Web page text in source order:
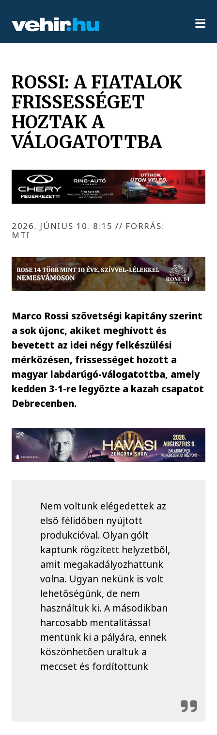
ROSSI: A FIATALOK
FRISSESSÉGET
HOZTAK A
VÁLOGATOTTBA
2026. JÚNIUS 10. 8:15// FORRÁS:
MTI
Marco Rossi szövetségi kapitány szerint
a sok újonc, akiket meghívott és
bevetett az idei négy felkészülési
mérkőzésen, frissességet hozott a
magyar labdarúgó-válogatottba, amely
kedden 3-1-re legyőzte a kazah csapatot
Debrecenben.
Nem voltunk elégedettek az
első félidőben nyújtott
produkcióval. Olyan gólt
kaptunk rögzített helyzetből,
amit megakadályozhattunk
volna. Ugyan nekünk is volt
lehetőségünk, de nem
használtuk ki. A másodikban
harcosabb mentalitással
mentünk ki a pályára, ennek
köszönhetően uraltuk a
meccset és fordítottunk